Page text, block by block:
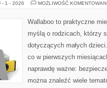
- 1 - 2026 MOŻLIWOŚĆ
Wallaboo to praktyczne
myślą o rodzicach, którzy
dotyczących małych
co w pierwszych
naprawdę ważne:
można znaleźć wiele